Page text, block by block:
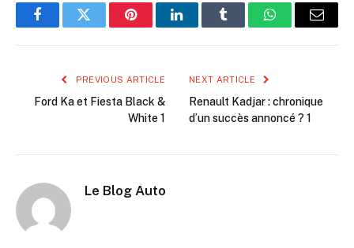
FacebookTwitter PinterestLinkedInTumblr WhatsAppEmail
PREVIOUS ARTICLE
Ford Ka et Fiesta Black &
White 1
NEXT ARTICLE
Renault Kadjar : chronique
d’un succès annoncé ? 1
Le Blog Auto